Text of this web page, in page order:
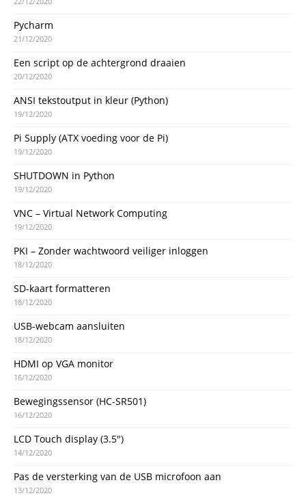
Pycharm
21/12/2020
Een script op de achtergrond draaien
20/12/2020
ANSI tekstoutput in kleur (Python)
19/12/2020
Pi Supply (ATX voeding voor de Pi)
19/12/2020
SHUTDOWN in Python
19/12/2020
VNC – Virtual Network Computing
19/12/2020
PKI – Zonder wachtwoord veiliger inloggen
18/12/2020
SD-kaart formatteren
18/12/2020
USB-webcam aansluiten
18/12/2020
HDMI op VGA monitor
16/12/2020
Bewegingssensor (HC-SR501)
16/12/2020
LCD Touch display (3.5″)
14/12/2020
Pas de versterking van de USB microfoon aan
13/12/2020